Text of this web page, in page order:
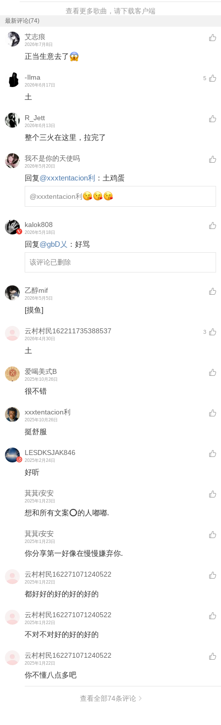
查看更多歌曲，请下载客户端
最新评论(74)
艾志痕
2026年7月8日
正当生意去了
-Ilma
2026年6月17日
5
土
R_Jett
2026年6月13日
整个三火在这里，拉完了
我不是你的天使吗
2026年5月20日
回复@xxxtentacion利 ： 土鸡蛋
@xxxtentacion利
kalok808
2026年5月18日
回复@gbD乂 ： 好骂
该评论已删除
乙醇mif
2026年5月5日
[摸鱼]
云村村民162211735388537
2026年4月30日
3
土
爱喝美式B
2025年10月26日
很不错
xxxtentacion利
2025年10月26日
挺舒服
LESDKSJAK846
2025年2月24日
好听
萁萁i安安
2025年1月23日
想和所有文案⭕的人嘟嘟.
萁萁i安安
2025年1月23日
你分享第一好像在慢慢嫌弃你.
云村村民162271071240522
2025年1月22日
都好好的好的好的好的
云村村民162271071240522
2025年1月22日
不对不对好的好的好的
云村村民162271071240522
2025年1月22日
你不懂八点多吧
查看全部74条评论